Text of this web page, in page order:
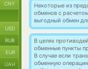
Некоторые из
обменов с
выгодный обмен
В целях
обменные пункты
В случае если
обменную
CNY
USD
RUB
EUR
UAH